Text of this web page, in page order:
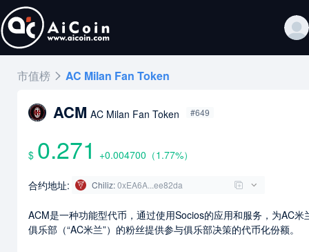
市值榜 AC Milan Fan Token
ACM AC Milan Fan Token #649
$ 0.271 +0.004700 （1.77%）
合约地址: Chiliz:0xEA6A...ee82da
ACM是一种功能型代币，通过使用Socios的应用和服务，为AC米
俱乐部（“AC米兰”）的粉丝提供参与俱乐部决策的代币化份额。